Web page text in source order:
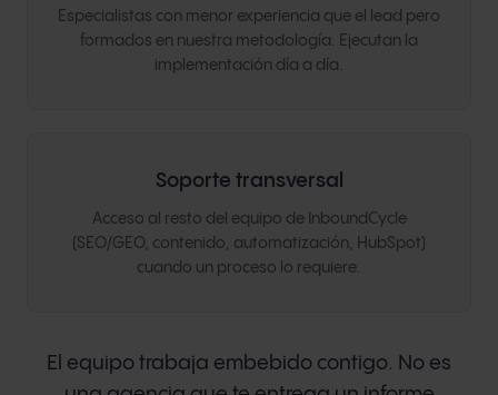
Especialistas con menor experiencia que el lead pero
formados en nuestra metodología. Ejecutan la
implementación día a día.
Soporte transversal
Acceso al resto del equipo de InboundCycle
(SEO/GEO, contenido, automatización, HubSpot)
cuando un proceso lo requiere.
El equipo trabaja embebido contigo. No es